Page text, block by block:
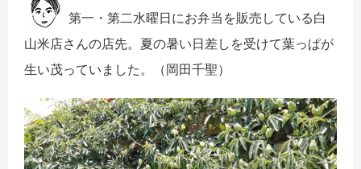
第一・第二水曜日にお弁当を販売している白
山米店さんの店先。夏の暑い日差しを受けて葉っぱが
生い茂っていました。（岡田千聖）